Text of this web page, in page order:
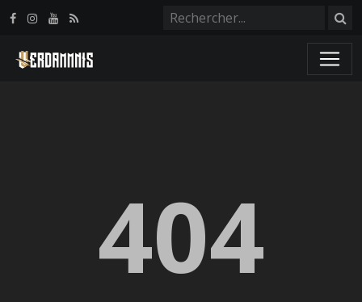
404
Panneau de gestion des cookies